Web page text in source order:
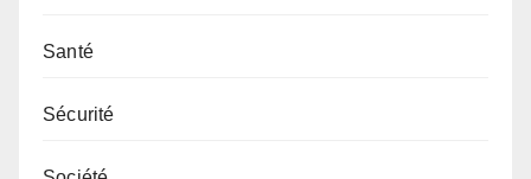
Santé
Sécurité